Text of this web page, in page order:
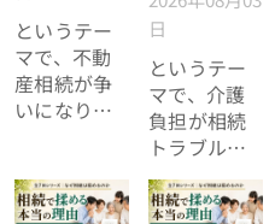
というテー
マで、不動
産相続が争
いになりや
ししまし
た。
日
というテー
マで、介護
負担が相続
トラブルに
つながる理
由について